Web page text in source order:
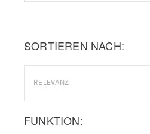
SORTIEREN NACH:
FUNKTION: